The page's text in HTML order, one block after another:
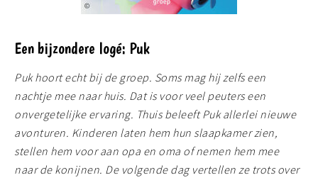
Een bijzondere logé: Puk
Puk hoort echt bij de groep. Soms mag hij zelfs een
nachtje mee naar huis. Dat is voor veel peuters een
onvergetelijke ervaring. Thuis beleeft Puk allerlei nieuwe
avonturen. Kinderen laten hem hun slaapkamer zien,
stellen hem voor aan opa en oma of nemen hem mee
naar de konijnen. De volgende dag vertellen ze trots over